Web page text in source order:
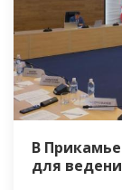
В
для